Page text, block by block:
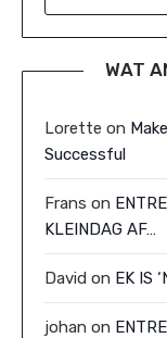
WAT
Lorette on
Successful
Frans on
KLEINDAG AF…
David on EK IS
johan on